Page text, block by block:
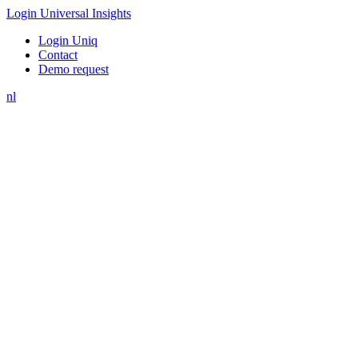
Login Universal Insights
Login Uniq
Contact
Demo request
nl